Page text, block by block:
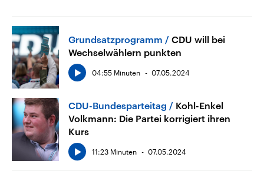
Grundsatzprogramm
CDU will bei
Wechselwählern punkten
04:55 Minuten 07.05.2024
CDU-Bundesparteitag
Kohl-Enkel
Volkmann: Die Partei korrigiert ihren
Kurs
11:23 Minuten 07.05.2024